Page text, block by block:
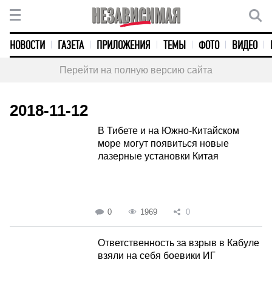
НОВОСТИ ГАЗЕТА ПРИЛОЖЕНИЯ ТЕМЫ ФОТО ВИДЕО
Перейти на полную версию сайта
2018-11-12
В Тибете и на Южно-Китайском
море могут появиться новые
лазерные установки Китая
0 1969 0
Ответственность за взрыв в Кабуле
взяли на себя боевики ИГ